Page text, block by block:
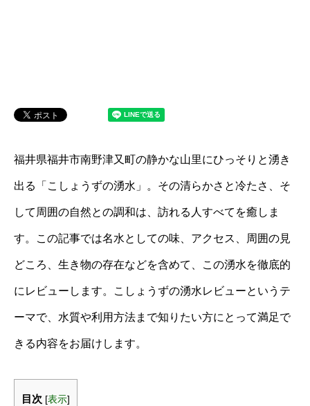
福井県福井市南野津又町の静かな山里にひっそりと湧き
出る「こしょうずの湧水」。その清らかさと冷たさ、そ
して周囲の自然との調和は、訪れる人すべてを癒しま
す。この記事では名水としての味、アクセス、周囲の見
どころ、生き物の存在などを含めて、この湧水を徹底的
にレビューします。こしょうずの湧水レビューというテ
ーマで、水質や利用方法まで知りたい方にとって満足で
きる内容をお届けします。
目次 [表示]